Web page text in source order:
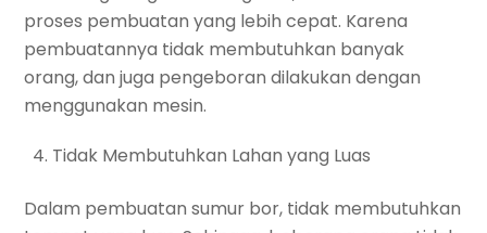
proses pembuatan yang lebih cepat. Karena
pembuatannya tidak membutuhkan banyak
orang, dan juga pengeboran dilakukan dengan
menggunakan mesin.
Tidak Membutuhkan Lahan yang Luas
Dalam pembuatan sumur bor, tidak membutuhkan